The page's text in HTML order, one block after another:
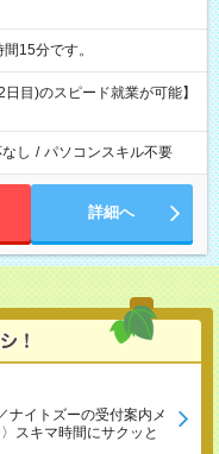
6時間15分です。
目)のスピード就業が可能】
し / パソコンスキル不要
詳細へ
イトズーの受付案内メ
スキマ時間にサクッと